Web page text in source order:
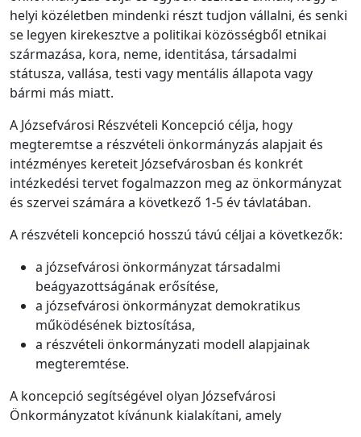
helyi közéletben mindenki részt tudjon vállalni, és senki
se legyen kirekesztve a politikai közösségből etnikai
származása, kora, neme, identitása, társadalmi
státusza, vallása, testi vagy mentális állapota vagy
bármi más miatt.
A Józsefvárosi Részvételi Koncepció célja, hogy
megteremtse a részvételi önkormányzás alapjait és
intézményes kereteit Józsefvárosban és konkrét
intézkedési tervet fogalmazzon meg az önkormányzat
és szervei számára a következő 1-5 év távlatában.
A részvételi koncepció hosszú távú céljai a következők:
a józsefvárosi önkormányzat társadalmi
beágyazottságának erősítése,
a józsefvárosi önkormányzat demokratikus
működésének biztosítása,
a részvételi önkormányzati modell alapjainak
megteremtése.
A koncepció segítségével olyan Józsefvárosi
Önkormányzatot kívánunk kialakítani, amely